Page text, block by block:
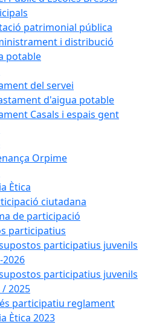
patrimonial pública
i distribució
potable
del servei
d'aigua potable
Casals i espais gent
Orpime
Ètica
ciutadana
de participació
participatius
participatius juvenils
2026
participatius juvenils
/ 2025
participatiu reglament
Ètica 2023